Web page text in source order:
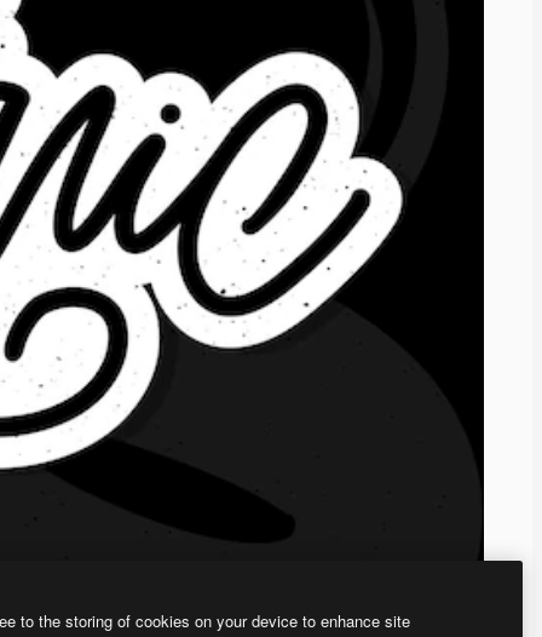
to the storing of cookies on your device to enhance site